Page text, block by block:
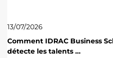
13/07/2026
Comment IDRAC Business
détecte les talents …